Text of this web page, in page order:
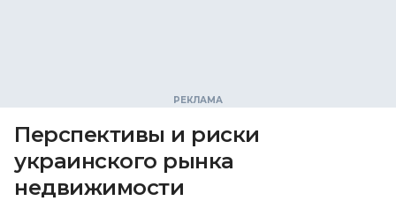
Перспективы и риски
украинского рынка
недвижимости